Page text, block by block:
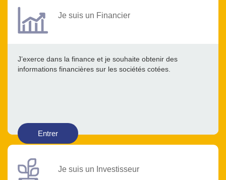
Je suis un Financier
J’exerce dans la finance et je souhaite obtenir des
informations financières sur les sociétés cotées.
Entrer
Je suis un Investisseur